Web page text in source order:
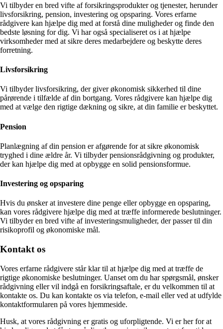
Vi tilbyder en bred vifte af forsikringsprodukter og tjenester, herunder
livsforsikring, pension, investering og opsparing. Vores erfarne
rådgivere kan hjælpe dig med at forstå dine muligheder og finde den
bedste løsning for dig. Vi har også specialiseret os i at hjælpe
virksomheder med at sikre deres medarbejdere og beskytte deres
forretning.
Livsforsikring
Vi tilbyder livsforsikring, der giver økonomisk sikkerhed til dine
pårørende i tilfælde af din bortgang. Vores rådgivere kan hjælpe dig
med at vælge den rigtige dækning og sikre, at din familie er beskyttet.
Pension
Planlægning af din pension er afgørende for at sikre økonomisk
tryghed i dine ældre år. Vi tilbyder pensionsrådgivning og produkter,
der kan hjælpe dig med at opbygge en solid pensionsformue.
Investering og opsparing
Hvis du ønsker at investere dine penge eller opbygge en opsparing,
kan vores rådgivere hjælpe dig med at træffe informerede beslutninger.
Vi tilbyder en bred vifte af investeringsmuligheder, der passer til din
risikoprofil og økonomiske mål.
Kontakt os
Vores erfarne rådgivere står klar til at hjælpe dig med at træffe de
rigtige økonomiske beslutninger. Uanset om du har spørgsmål, ønsker
rådgivning eller vil indgå en forsikringsaftale, er du velkommen til at
kontakte os. Du kan kontakte os via telefon, e-mail eller ved at udfylde
kontaktformularen på vores hjemmeside.
Husk, at vores rådgivning er gratis og uforpligtende. Vi er her for at